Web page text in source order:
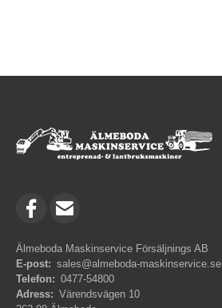
Älmeboda Maskinservice Försäljnings AB
E-post: sales@almeboda-maskinservice.se
Telefon: 0477-54800
Adress: Värendsvägen 10